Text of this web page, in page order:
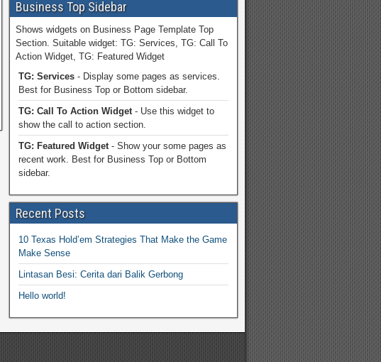
Business Top Sidebar
Shows widgets on Business Page Template Top
Section. Suitable widget: TG: Services, TG: Call To
Action Widget, TG: Featured Widget
TG: Services- Display some pages as services.
Best for Business Top or Bottom sidebar.
TG: Call To Action Widget- Use this widget to
show the call to action section.
TG: Featured Widget- Show your some pages as
recent work. Best for Business Top or Bottom
sidebar.
Recent Posts
10 Texas Hold’em Strategies That Make the Game
Make Sense
Lintasan Besi: Cerita dari Balik Gerbong
Hello world!